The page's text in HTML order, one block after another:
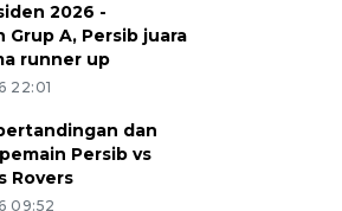
2026 -
Grup A, Persib juara
runner up
22:01
dan
Persib vs
Rovers
09:52